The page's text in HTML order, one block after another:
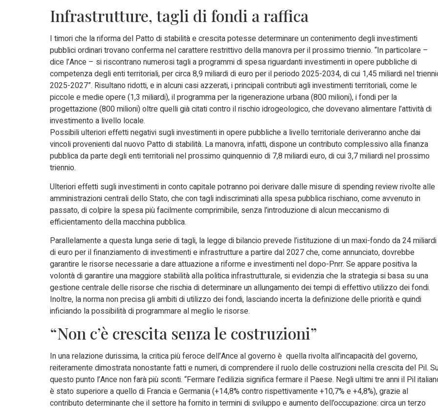
Infrastrutture, tagli di fondi a raffica
I timori che la riforma del Patto di stabilità e crescita potesse determinare un contenimento degli investimenti
pubblici ordinari trovano conferma nel carattere restrittivo della manovra per il prossimo triennio. “In particolare –
dice l’Ance – si riscontrano numerosi tagli a programmi di spesa riguardanti investimenti in opere pubbliche di
competenza degli enti territoriali, per circa 8,9 miliardi di euro per il periodo 2025-2034, di cui 1,45 miliardi nel
2025-2027”. Risultano ridotti, e in alcuni casi azzerati, i principali contributi agli investimenti territoriali, come le
piccole e medie opere (1,3 miliardi), il programma per la rigenerazione urbana (800 milioni), i fondi per la
progettazione (800 milioni) oltre quelli già citati contro il rischio idrogeologico, che dovevano alimentare l’attività di
investimento a livello locale.
Possibili ulteriori effetti negativi sugli investimenti in opere pubbliche a livello territoriale deriveranno anche dai
vincoli provenienti dal nuovo Patto di stabilità. La manovra, infatti, dispone un contributo complessivo alla finanza
pubblica da parte degli enti territoriali nel prossimo quinquennio di 7,8 miliardi euro, di cui 3,7 miliardi nel prossimo
triennio.
Ulteriori effetti sugli investimenti in conto capitale potranno poi derivare dalle misure di spending review rivolte alle
amministrazioni centrali dello Stato, che con tagli indiscriminati alla spesa pubblica rischiano, come avvenuto in
passato, di colpire la spesa più facilmente comprimibile, senza l’introduzione di alcun meccanismo di
efficientamento della macchina pubblica.
Parallelamente a questa lunga serie di tagli, la legge di bilancio prevede l’istituzione di un maxi-fondo da 24 miliardi
di euro per il finanziamento di investimenti e infrastrutture a partire dal 2027 che, come annunciato, dovrebbe
garantire le risorse necessarie a dare attuazione a riforme e investimenti nel dopo-Pnrr. Se appare positiva la
volontà di garantire una maggiore stabilità alla politica infrastrutturale, si evidenzia che la strategia si basa su una
gestione centrale delle risorse che rischia di determinare un allungamento dei tempi di effettivo utilizzo dei fondi.
Inoltre, la norma non precisa gli ambiti di utilizzo dei fondi, lasciando incerta la definizione delle priorità e quindi
inficiando la possibilità di programmare al meglio le risorse.
“Non c’è crescita senza le costruzioni”
In una relazione durissima, la critica più feroce dell’Ance al governo è quella rivolta all’incapacità del governo,
reiteramente dimostrata nonostante fatti e numeri, di comprendere il ruolo delle costruzioni nella crescita del Pil.
questo punto l’Ance non farà più sconti. “Fermare l’edilizia significa fermare il Paese. Negli ultimi tre anni il Pil
è stato superiore a quello di Francia e Germania (+14,8% contro rispettivamente +10,7% e +4,8%), grazie al
contributo determinante che il settore ha fornito in termini di sviluppo e aumento dell’occupazione: circa un terzo